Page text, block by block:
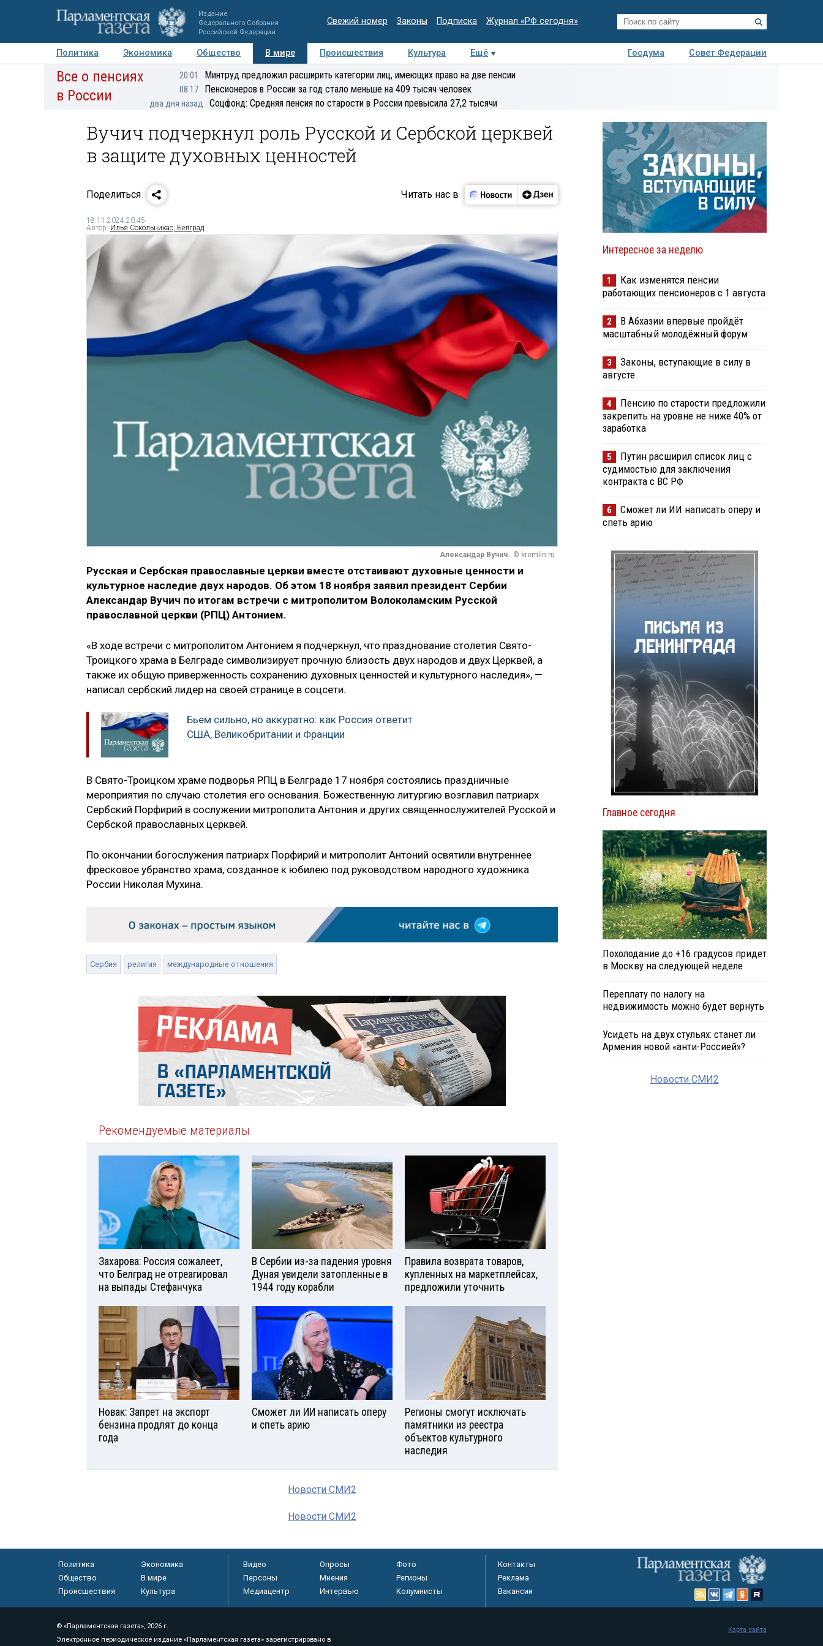
Издание
Федерального Собрания
Российской Федерации
Свежий номер Законы Подписка Журнал «РФ сегодня»
Политика Экономика Общество В мире Происшествия Культура Ещё Госдума
Совет Федерации
Авторы Персоны Мнения Регионы Медиацентр Интервью Колумнисты
Деловая
Все о пенсиях
в России
20:01 Минтруд предложил расширить категории лиц, имеющих право на две пенсии
08:17 Пенсионеров в России за год стало меньше на 409 тысяч человек
два дня назад Соцфонд: Средняя пенсия по старости в России превысила 27,2 тысячи
Вучич подчеркнул роль Русской и Сербской церквей
в защите духовных ценностей
Поделиться Читать нас в
18.11.2024 20:45
Автор: Илья Сокольникас, Белград
Александар Вучич. © kremlin.ru
Русская и Сербская православные церкви вместе отстаивают духовные ценности и
культурное наследие двух народов. Об этом 18 ноября заявил президент Сербии
Александар Вучич по итогам встречи с митрополитом Волоколамским Русской
православной церкви (РПЦ) Антонием.
«В ходе встречи с митрополитом Антонием я подчеркнул, что празднование столетия Свято-
Троицкого храма в Белграде символизирует прочную близость двух народов и двух Церквей, а
также их общую приверженность сохранению духовных ценностей и культурного наследия», —
написал сербский лидер на своей странице в соцсети.
Бьем сильно, но аккуратно: как Россия ответит
США, Великобритании и Франции
В Свято-Троицком храме подворья РПЦ в Белграде 17 ноября состоялись праздничные
мероприятия по случаю столетия его основания. Божественную литургию возглавил патриарх
Сербский Порфирий в сослужении митрополита Антония и других священнослужителей Русской и
Сербской православных церквей.
По окончании богослужения патриарх Порфирий и митрополит Антоний освятили внутреннее
фресковое убранство храма, созданное к юбилею под руководством народного художника
России Николая Мухина.
Сербия религия международные отношения
Рекомендуемые материалы
Захарова: Россия сожалеет,
что Белград не отреагировал
на выпады Стефанчука
В Сербии из-за падения уровня
Дуная увидели затопленные в
1944 году корабли
Правила возврата товаров,
купленных на маркетплейсах,
предложили уточнить
Новак: Запрет на экспорт
бензина продлят до конца
года
Сможет ли ИИ написать оперу
и спеть арию
Регионы смогут исключать
памятники из реестра
объектов культурного
наследия
Новости СМИ2
Новости СМИ2
Интересное за неделю
1
Как изменятся пенсии
работающих пенсионеров с 1 августа
2
В Абхазии впервые пройдёт
масштабный молодёжный форум
3
Законы, вступающие в силу в
августе
4
Пенсию по старости предложили
закрепить на уровне не ниже 40% от
заработка
5
Путин расширил список лиц с
судимостью для заключения
контракта с ВС РФ
6
Сможет ли ИИ написать оперу и
спеть арию
Главное сегодня
Похолодание до +16 градусов придет
в Москву на следующей неделе
Переплату по налогу на
недвижимость можно будет вернуть
Усидеть на двух стульях: станет ли
Армения новой «анти-Россией»?
Новости СМИ2
Политика
Экономика
Общество
В мире
Происшествия
Культура
Видео Опросы
Фото
Персоны
Мнения
Регионы
Медиацентр
Интервью Колумнисты
Контакты
Реклама
Вакансии
© «Парламентская газета», 2026 г.
Электронное периодическое издание «Парламентская газета» зарегистрировано в
Карта сайта